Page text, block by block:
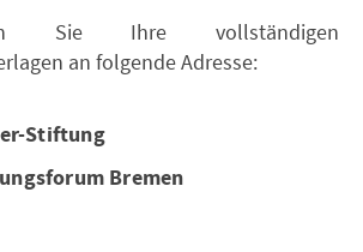
Sie Ihre vollständigen
an folgende Adresse:
Stiftung
Bremen